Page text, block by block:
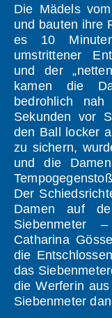
Die Mädels
und bauten ihre
es 10
umstrittener
und der
kamen die
bedrohlich
Sekunden vor
den Ball locker
zu sichern,
und die
Der
Damen auf
Siebenmeter
Catharina
die
das
die Werferin
Siebenmeter